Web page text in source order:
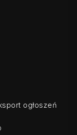
ogłoszeń